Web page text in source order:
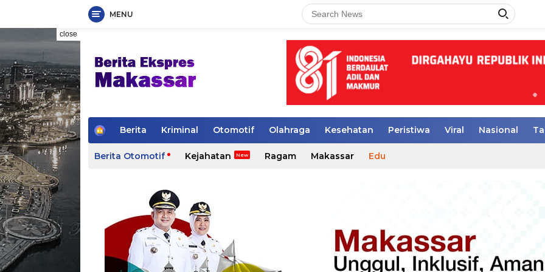
content
MENU
close
H
m
e
Berita Kriminal Otomotif Olahraga Kesehatan Peristiwa Viral Nasional
Berita Otomotif Kejahatan Ragam Makassar Edu